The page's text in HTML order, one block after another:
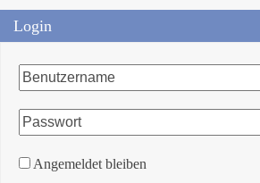
Login
Angemeldet bleiben